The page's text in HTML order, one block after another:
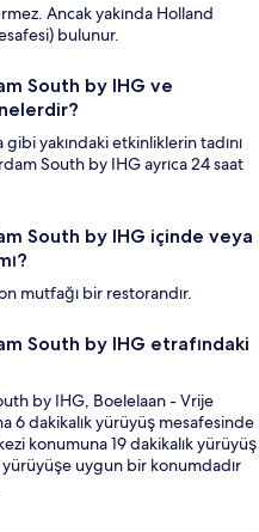
Ancak yakında Holland
bulunur.
South by IHG ve
yakındaki etkinliklerin tadını
South by IHG ayrıca 24 saat
South by IHG içinde veya
mutfağı bir restorandır.
South by IHG etrafındaki
by IHG, Boelelaan - Vrije
6 dakikalık yürüyüş mesafesinde
konumuna 19 dakikalık yürüyüş
uygun bir konumdadır